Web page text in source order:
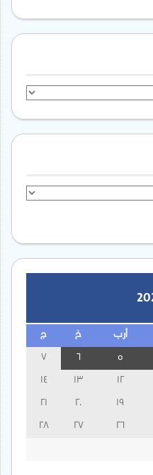
أرب خ ج
13
14
19
20
21
26
27
28